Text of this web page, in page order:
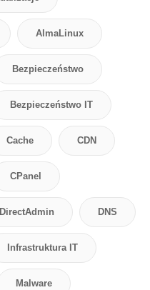
AlmaLinux
Bezpieczeństwo
Bezpieczeństwo IT
Cache CDN
CPanel
DirectAdmin DNS
Infrastruktura IT
Malware